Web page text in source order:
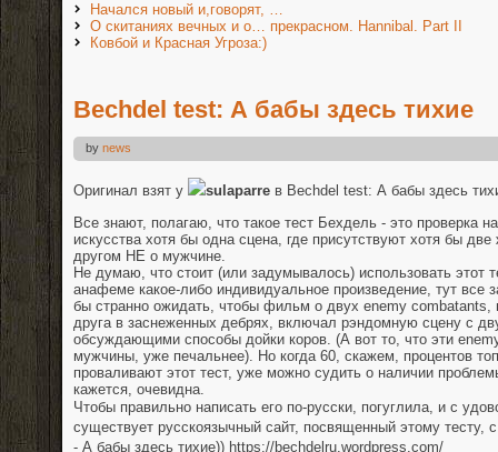
Начался новый и,говорят, …
О скитаниях вечных и о… прекрасном. Hannibal. Part II
Ковбой и Красная Угроза:)
Bechdel test: А бабы здесь тихие
by news
Оригинал взят у sulaparre в Bechdel test: А бабы здесь
Все знают, полагаю, что такое тест Бехдель - это проверка
искусства хотя бы одна сцена, где присутствуют хотя бы
другом НЕ о мужчине.
Не думаю, что стоит (или задумывалось) использовать этот
анафеме какое-либо индивидуальное произведение, тут все
бы странно ожидать, чтобы фильм о двух enemy combatants,
друга в заснеженных дебрях, включал рэндомную сцену с
обсуждающими способы дойки коров. (А вот то, что эти
мужчины, уже печальнее). Но когда 60, скажем, процентов
проваливают этот тест, уже можно судить о наличии
кажется, очевидна.
Чтобы правильно написать его по-русски, погуглила, и с
существует русскоязычный сайт, посвященный этому тесту,
- А бабы здесь тихие)) https://bechdelru.wordpress.com/